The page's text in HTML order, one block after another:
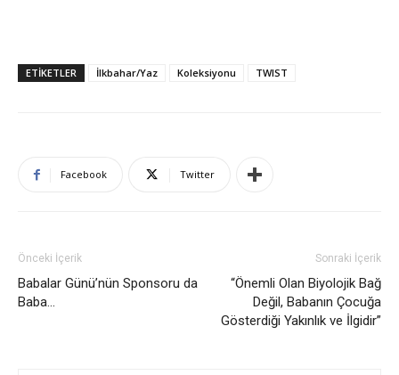
ETIKETLER İlkbahar/Yaz Koleksiyonu TWIST
Facebook Twitter
Önceki İçerik
Babalar Günü’nün Sponsoru da
Baba…
Sonraki İçerik
“Önemli Olan Biyolojik Bağ
Değil, Babanın Çocuğa
Gösterdiği Yakınlık ve İlgidir”